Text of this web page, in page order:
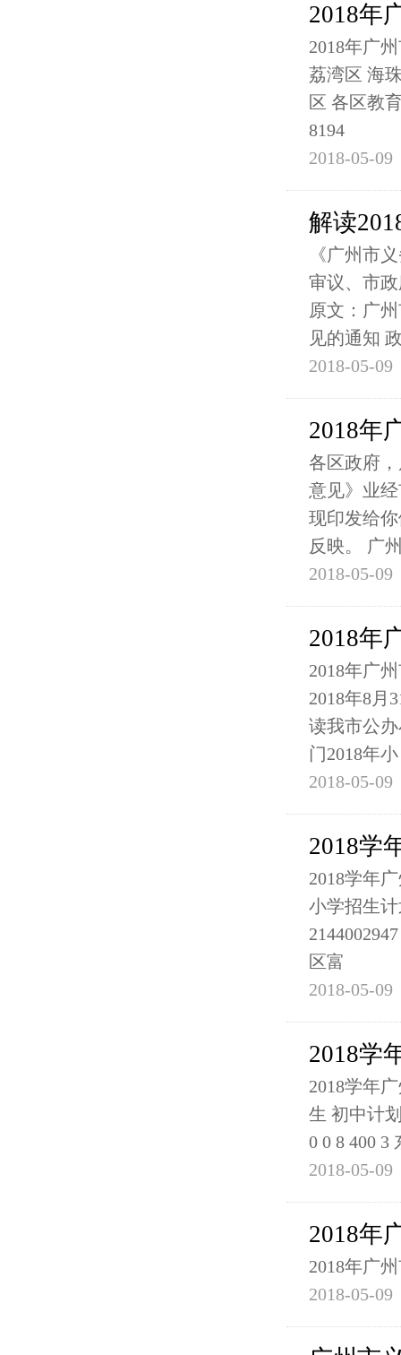
2018年
2018年广
荔湾区 海
区 各区教
8194
2018-05-09
解读
《广州市
审议、市
原文：广
见的通知
2018-05-09
2018年
各区政府
意见》业
现印发给
反映。 广
2018-05-09
2018年
2018年广
2018年8月
读我市公
门2018年小
2018-05-09
2018学
2018学年
小学招生计
区富
2018-05-09
2018学
2018学年
生 初中计
0 0 8 400 3
2018-05-09
2018年
2018年广
2018-05-09